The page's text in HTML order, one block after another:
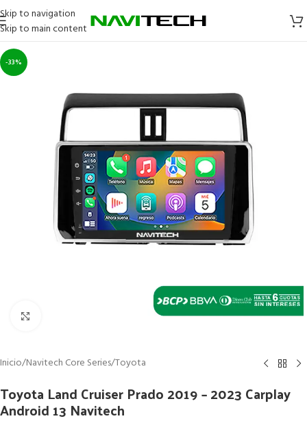
Skip to navigation
Skip to main content
-33%
Inicio/Navitech Core Series/Toyota
Toyota Land Cruiser Prado 2019 – 2023 Carplay
Android 13 Navitech